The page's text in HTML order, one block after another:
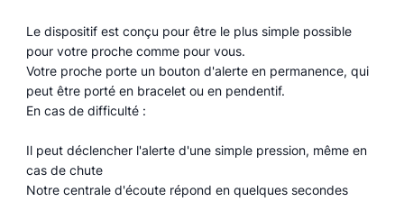
Le dispositif est conçu pour être le plus simple possible
pour votre proche comme pour vous.
Votre proche porte un bouton d'alerte en permanence, qui
peut être porté en bracelet ou en pendentif.
En cas de difficulté :
Il peut déclencher l'alerte d'une simple pression, même en
cas de chute
Notre centrale d'écoute répond en quelques secondes